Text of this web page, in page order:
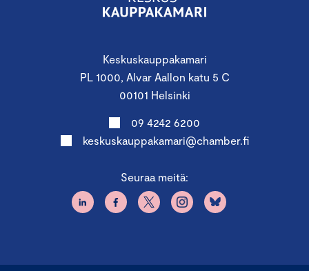
Keskuskauppakamari
PL 1000, Alvar Aallon katu 5 C
00101 Helsinki
09 4242 6200
keskuskauppakamari@chamber.fi
Seuraa meitä: